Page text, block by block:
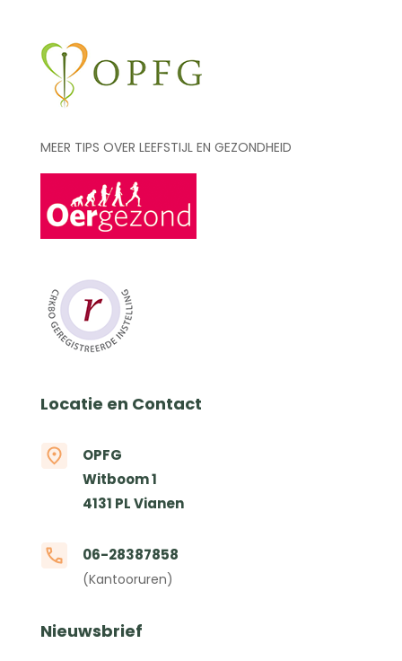
MEER TIPS OVER LEEFSTIJL EN GEZONDHEID
Locatie en Contact
OPFG
Witboom 1
4131 PL Vianen
06-28387858
(Kantooruren)
Nieuwsbrief